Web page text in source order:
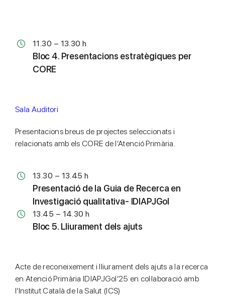
11.30 – 13.30 h
Bloc 4. Presentacions estratègiques per
CORE
Sala Auditori
Presentacions breus de projectes seleccionats i
relacionats amb els CORE de l’Atenció Primària.
13.30 – 13.45 h
Presentació de la Guia de Recerca en
Investigació qualitativa- IDIAPJGol
13.45 – 14.30 h
Bloc 5. Lliurament dels ajuts
Acte de reconeixement i lliurament dels ajuts a la recerca
en Atenció Primària IDIAPJGol’25 en col·laboració amb
l’Institut Català de la Salut (ICS)